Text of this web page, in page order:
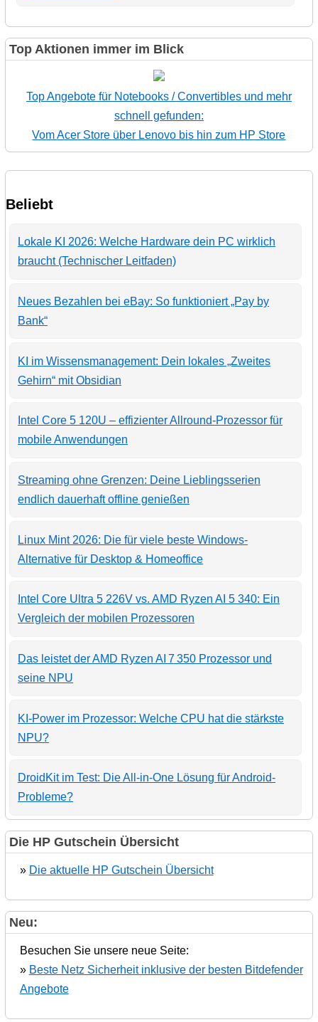
Top Aktionen immer im Blick
Top Angebote für Notebooks / Convertibles und mehr
schnell gefunden:
Vom Acer Store über Lenovo bis hin zum HP Store
Beliebt
Lokale KI 2026: Welche Hardware dein PC wirklich
braucht (Technischer Leitfaden)
Neues Bezahlen bei eBay: So funktioniert „Pay by
Bank“
KI im Wissensmanagement: Dein lokales „Zweites
Gehirn“ mit Obsidian
Intel Core 5 120U – effizienter Allround-Prozessor für
mobile Anwendungen
Streaming ohne Grenzen: Deine Lieblingsserien
endlich dauerhaft offline genießen
Linux Mint 2026: Die für viele beste Windows-
Alternative für Desktop & Homeoffice
Intel Core Ultra 5 226V vs. AMD Ryzen AI 5 340: Ein
Vergleich der mobilen Prozessoren
Das leistet der AMD Ryzen AI 7 350 Prozessor und
seine NPU
KI-Power im Prozessor: Welche CPU hat die stärkste
NPU?
DroidKit im Test: Die All-in-One Lösung für Android-
Probleme?
Die HP Gutschein Übersicht
» Die aktuelle HP Gutschein Übersicht
Neu:
Besuchen Sie unsere neue Seite:
» Beste Netz Sicherheit inklusive der besten Bitdefender
Angebote